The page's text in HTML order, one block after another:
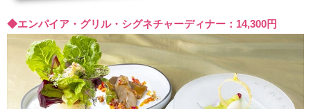
◆エンパイア・グリル・シグネチャーディナー：14,300円